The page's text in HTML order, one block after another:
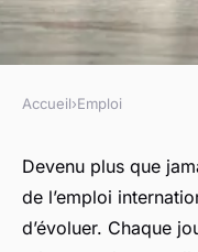
Quelles
Accueil›Emploi
Devenu plus que
de l’emploi
d’évoluer. Chaque